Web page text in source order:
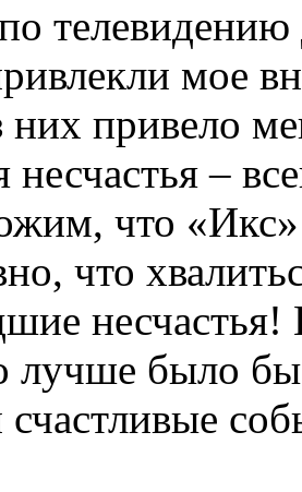
мое
них привело
несчастья –
что «Икс»
что
лучше было